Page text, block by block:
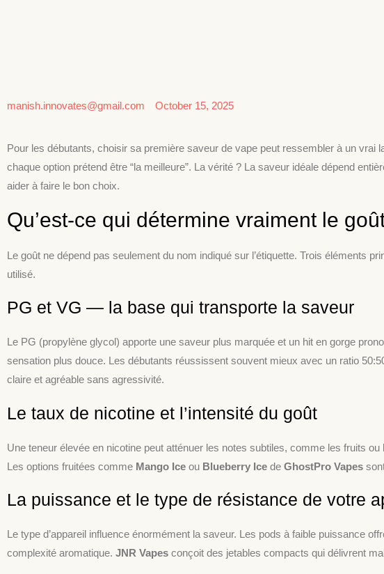
manish.innovates@gmail.com October 15, 2025
Pour les débutants, choisir sa première saveur de vape peut ressembler à un
chaque option prétend être “la meilleure”. La vérité ? La saveur idéale dépend
aider à faire le bon choix.
Qu’est-ce qui détermine vraiment le
Le goût ne dépend pas seulement du nom indiqué sur l’étiquette. Trois éléments
utilisé.
PG et VG — la base qui transporte la saveur
Le PG (propylène glycol) apporte une saveur plus marquée et un hit en gorge
sensation plus douce. Les débutants réussissent souvent mieux avec un ratio
claire et agréable sans agressivité.
Le taux de nicotine et l’intensité du goût
Une teneur élevée en nicotine peut atténuer les notes subtiles, comme les fruits
Les options fruitées comme Mango Ice ou Blueberry Ice de GhostPro Vapes
La puissance et le type de résistance de votre
Le type d’appareil influence énormément la saveur. Les pods à faible puissance
complexité aromatique. JNR Vapes conçoit des jetables compacts qui délivrent